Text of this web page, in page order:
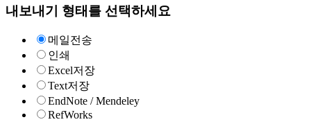
내보내기 형태를 선택하세요
메일전송
인쇄
Excel저장
Text저장
EndNote / Mendeley
RefWorks